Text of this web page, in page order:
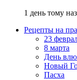
1 день тому
Рецепты на
23
8 марта
День
Новый
Пасха